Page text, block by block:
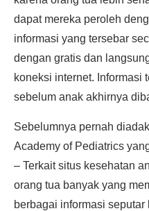
dapat mereka peroleh
informasi yang tersebar
dengan gratis dan
koneksi internet. Informasi
sebelum anak akhirnya
Sebelumnya pernah
Academy of Pediatrics
– Terkait situs kesehatan
orang tua banyak yang
berbagai informasi